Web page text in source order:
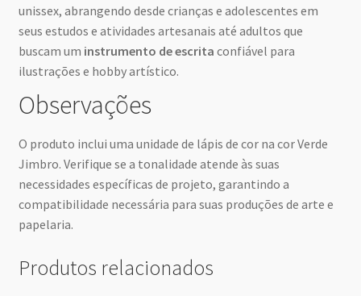
unissex, abrangendo desde crianças e adolescentes em
seus estudos e atividades artesanais até adultos que
buscam um instrumento de escrita confiável para
ilustrações e hobby artístico.
Observações
O produto inclui uma unidade de lápis de cor na cor Verde
Jimbro. Verifique se a tonalidade atende às suas
necessidades específicas de projeto, garantindo a
compatibilidade necessária para suas produções de arte e
papelaria.
Produtos relacionados